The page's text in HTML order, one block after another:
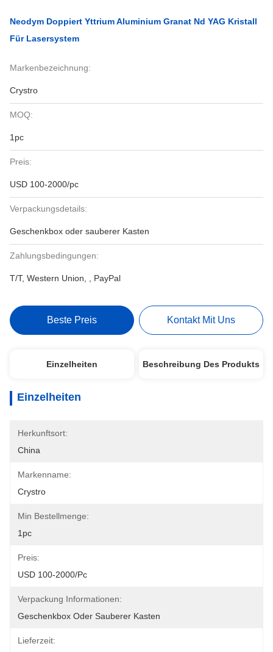
Neodym Doppiert Yttrium Aluminium Granat Nd YAG Kristall
Für Lasersystem
Markenbezeichnung:
Crystro
MOQ:
1pc
Preis:
USD 100-2000/pc
Verpackungsdetails:
Geschenkbox oder sauberer Kasten
Zahlungsbedingungen:
T/T, Western Union, , PayPal
Beste Preis Kontakt Mit Uns
Einzelheiten Beschreibung Des Produkts
Einzelheiten
Herkunftsort:
China
Markenname:
Crystro
Min Bestellmenge:
1pc
Preis:
USD 100-2000/pc
Verpackung Informationen:
Geschenkbox Oder Sauberer Kasten
Lieferzeit: